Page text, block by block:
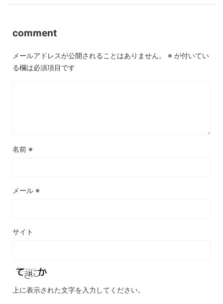
comment
メールアドレスが公開されることはありません。 ※ が付いてい
る欄は必須項目です
名前 ※
メール ※
サイト
上に表示された文字を入力してください。